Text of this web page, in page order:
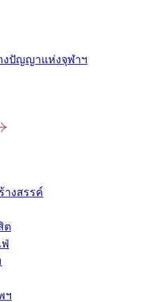
งปัญญาแห่งจุฬาฯ
งสรรค์
ต
ฯ